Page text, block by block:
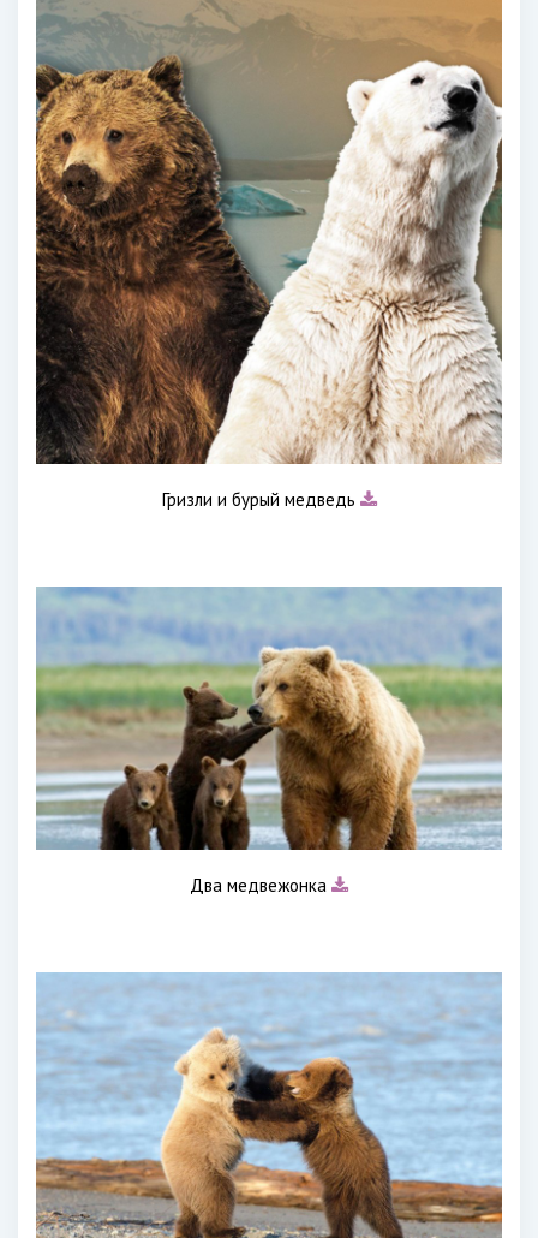
Гризли и бурый медведь
Два медвежонка